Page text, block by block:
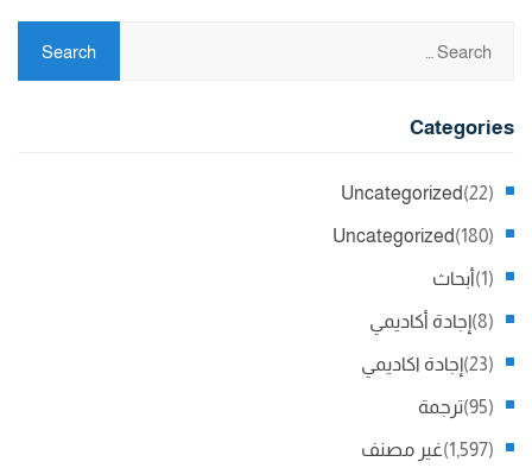
Categories
Uncategorized (22)
Uncategorized (180)
أبحاث (1)
إجادة أكاديمي (8)
إجادة اكاديمي (23)
ترجمة (95)
غير مصنف (1,597)